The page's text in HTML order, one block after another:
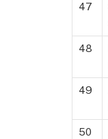
47
48
49
50